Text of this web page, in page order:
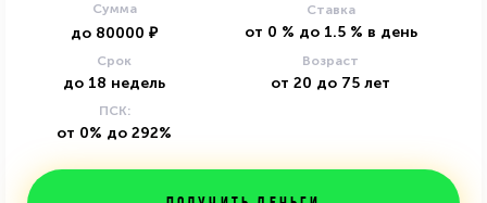
Сумма
до 80000 ₽
Ставка
от 0 % до 1.5 % в день
Срок
до 18 недель
Возраст
от 20 до 75 лет
ПСК:
от 0% до 292%